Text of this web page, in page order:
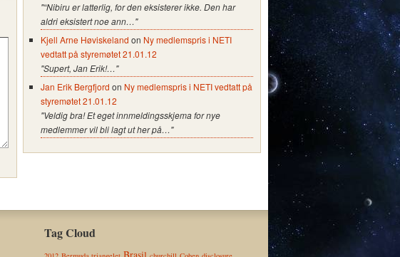
"“Nibiru er latterlig, for den eksisterer ikke. Den har
aldri eksistert noe ann…"
Kjell Arne Høviskeland on Ny medlemspris i NETI
vedtatt på styremøtet 21.01.12
"Supert, Jan Erik!…"
Jan Erik Bergfjord on Ny medlemspris i NETI vedtatt på
styremøtet 21.01.12
"Veldig bra! Et eget innmeldingsskjema for nye
medlemmer vil bli lagt ut her på…"
Tag Cloud